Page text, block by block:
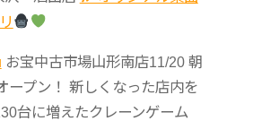
お宝中古市場山形南店11/20 朝
ープン！ 新しくなった店内を
台に増えたクレーンゲーム